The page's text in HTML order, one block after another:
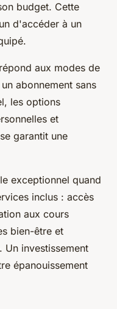
budget. Cette
d'accéder à un
aux modes de
abonnement sans
les options
et
garantit une
exceptionnel quand
inclus : accès
aux cours
bien-être et
Un investissement
épanouissement